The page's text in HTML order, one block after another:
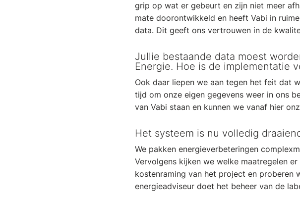
grip op wat er gebeurt en zijn niet meer
mate doorontwikkeld en heeft Vabi in
data. Dit geeft ons vertrouwen in de
Jullie bestaande data moest
Energie. Hoe is de implementatie
Ook daar liepen we aan tegen het feit dat
tijd om onze eigen gegevens weer in ons
van Vabi staan en kunnen we vanaf hier
Het systeem is nu volledig
We pakken energieverbeteringen
Vervolgens kijken we welke maatregelen
kostenraming van het project en proberen
energieadviseur doet het beheer van de